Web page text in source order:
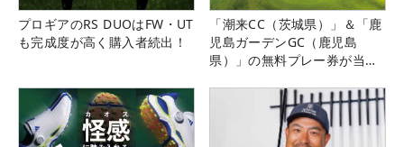
プロギアのRS DUOはFW・UT
も完成度が高く購入者続出！
「潮来CC（茨城県）」＆「鹿
児島ガーデンGC（鹿児島
県）」の無料プレー券が当た